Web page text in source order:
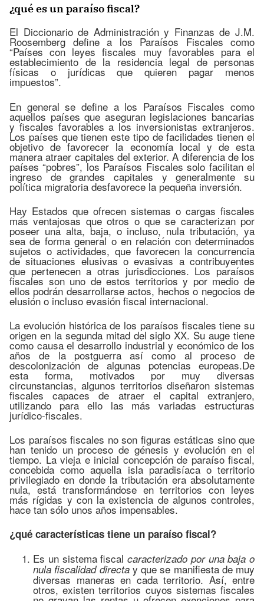
¿qué es un paraíso fiscal?
El Diccionario de Administración y Finanzas de J.M.
Roosemberg define a los Paraísos Fiscales como
“Países con leyes fiscales muy favorables para el
establecimiento de la residencia legal de personas
físicas o jurídicas que quieren pagar menos
impuestos”.
En general se define a los Paraísos Fiscales como
aquellos países que aseguran legislaciones bancarias
y fiscales favorables a los inversionistas extranjeros.
Los países que tienen este tipo de facilidades tienen el
objetivo de favorecer la economía local y de esta
manera atraer capitales del exterior. A diferencia de los
países “pobres”, los Paraísos Fiscales solo facilitan el
ingreso de grandes capitales y generalmente su
política migratoria desfavorece la pequeña inversión.
Hay Estados que ofrecen sistemas o cargas fiscales
más ventajosas que otros o que se caracterizan por
poseer una alta, baja, o incluso, nula tributación, ya
sea de forma general o en relación con determinados
sujetos o actividades, que favorecen la concurrencia
de situaciones elusivas o evasivas a contribuyentes
que pertenecen a otras jurisdicciones. Los paraísos
fiscales son uno de estos territorios y por medio de
ellos podrán desarrollarse actos, hechos o negocios de
elusión o incluso evasión fiscal internacional.
La evolución histórica de los paraísos fiscales tiene su
origen en la segunda mitad del siglo XX. Su auge tiene
como causa el desarrollo industrial y económico de los
años de la postguerra así como al proceso de
descolonización de algunas potencias europeas.De
esta forma, motivados por muy diversas
circunstancias, algunos territorios diseñaron sistemas
fiscales capaces de atraer el capital extranjero,
utilizando para ello las más variadas estructuras
jurídico-fiscales.
Los paraísos fiscales no son figuras estáticas sino que
han tenido un proceso de génesis y evolución en el
tiempo. La vieja e inicial concepción de paraíso fiscal,
concebida como aquella isla paradisíaca o territorio
privilegiado en donde la tributación era absolutamente
nula, está transformándose en territorios con leyes
más rígidas y con la existencia de algunos controles,
hace tan sólo unos años impensables.
¿qué características tiene un paraíso fiscal?
Es un sistema fiscal caracterizado por una baja o
nula fiscalidad directay que se manifiesta de muy
diversas maneras en cada territorio. Así, entre
otros, existen territorios cuyos sistemas fiscales